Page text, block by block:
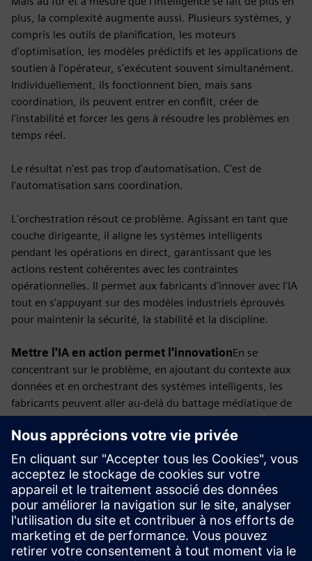
plus, la complexité augmente aussi. Plusieurs systèmes, y
compris les outils de planification, les moteurs
d'optimisation, les modèles prédictifs et les applications de
soutien à l'opérateur, s'exécutent souvent simultanément.
Individuellement, ils fonctionnent bien, mais sans
coordination, ils peuvent entrer en conflit, créer de
l'instabilité et forcer les gens à résoudre les problèmes en
temps réel.
Le résultat n'est pas trop d'automatisation. C'est de
l'automatisation sans coordination.
L'orchestration résout ce problème. Agissant en tant que
couche dirigeante, il aligne les systèmes intelligents
pendant les opérations en direct, garantissant que les
actions restent cohérentes avec les contraintes
opérationnelles. Il permet aux fabricants d'innover avec l'IA
tout en s'appuyant sur des modèles industriels éprouvés
pour maintenir la sécurité, la stabilité et la discipline.
Mettre l'IA en action permet l'innovationEn se
concentrant sur le problème, en ajoutant du contexte aux
données et en orchestrant des systèmes intelligents, les
fabricants peuvent aller au-delà du battage médiatique de
l'IA et en faire un réel impact opérationnel. Les entreprises
qui font les choses correctement optimiseront non
seulement les performances, mais construiront également
une base pour la prochaine vague d'innovation industrielle.
VisitezSiemenspour voir comment nous aidons les
fabricants à intégrer l'IA dans leurs opérations.
Publié le : 20 mars 2026